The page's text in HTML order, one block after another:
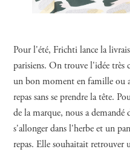
Pour l'été, Frichti lance la
parisiens. On trouve l'idée très
un bon moment en famille ou
repas sans se prendre la tête.
de la marque, nous a
s'allonger dans l'herbe et un
repas. Elle souhaitait retrouver